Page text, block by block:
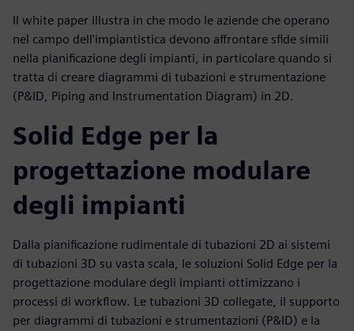
Il white paper illustra in che modo le aziende che operano
nel campo dell'impiantistica devono affrontare sfide simili
nella pianificazione degli impianti, in particolare quando si
tratta di creare diagrammi di tubazioni e strumentazione
(P&ID, Piping and Instrumentation Diagram) in 2D.
Solid Edge per la
progettazione modulare
degli impianti
Dalla pianificazione rudimentale di tubazioni 2D ai sistemi
di tubazioni 3D su vasta scala, le soluzioni Solid Edge per la
progettazione modulare degli impianti ottimizzano i
processi di workflow. Le tubazioni 3D collegate, il supporto
per diagrammi di tubazioni e strumentazioni (P&ID) e la